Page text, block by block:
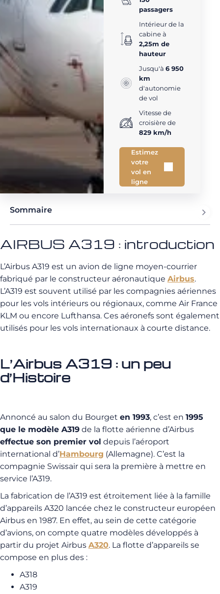
passagers
Intérieur de la
cabine à
2,25m de
hauteur
Jusqu'à 6 950
km
d'autonomie
de vol
Vitesse de
croisière de
829 km/h
Estimez
votre
vol en
ligne
Sommaire
AIRBUS A319 : introduction
L’Airbus A319 est un avion de ligne moyen-courrier
fabriqué par le constructeur aéronautique Airbus.
L’A319 est souvent utilisé par les compagnies aériennes
pour les vols intérieurs ou régionaux, comme Air France
KLM ou encore Lufthansa. Ces aéronefs sont également
utilisés pour les vols internationaux à courte distance.
L’Airbus A319 : un peu
d’Histoire
Annoncé au salon du Bourget en 1993, c’est en 1995
que le modèle A319 de la flotte aérienne d’Airbus
effectue son premier vol depuis l’aéroport
international d’Hambourg (Allemagne). C’est la
compagnie Swissair qui sera la première à mettre en
service l’A319.
La fabrication de l’A319 est étroitement liée à la famille
d’appareils A320 lancée chez le constructeur européen
Airbus en 1987. En effet, au sein de cette catégorie
d’avions, on compte quatre modèles développés à
partir du projet Airbus A320. La flotte d’appareils se
compose en plus des :
A318
A319